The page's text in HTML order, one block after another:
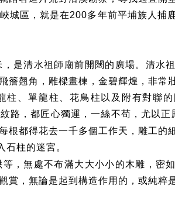
城區，就是在200多年前平埔族人捕
是清水祖師廟前開闊的廣場。清水
翹角，雕樑畫棟，金碧輝煌，非常壯
柱、單龍柱、花鳥柱以及附有對聯
路，都匠心獨運，一絲不苟，尤以正
根都得花去一千多個工作天，雕工的
柱的迷宮。
，無處不布滿大大小小的木雕，密
賞，無論是起到構造作用的，或純粹